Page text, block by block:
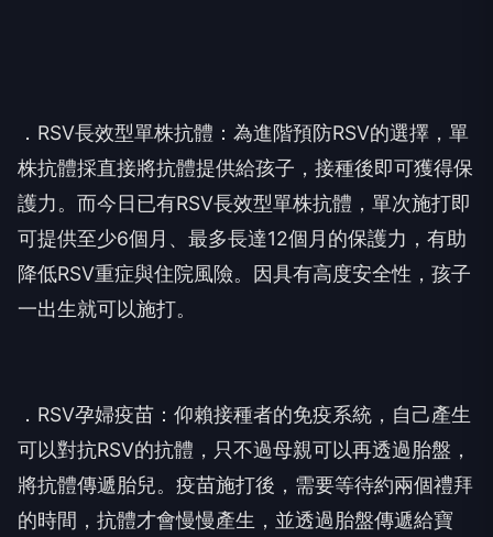
．RSV長效型單株抗體：為進階預防RSV的選擇，單
株抗體採直接將抗體提供給孩子，接種後即可獲得保
護力。而今日已有RSV長效型單株抗體，單次施打即
可提供至少6個月、最多長達12個月的保護力，有助
降低RSV重症與住院風險。因具有高度安全性，孩子
一出生就可以施打。
．RSV孕婦疫苗：仰賴接種者的免疫系統，自己產生
可以對抗RSV的抗體，只不過母親可以再透過胎盤，
將抗體傳遞胎兒。疫苗施打後，需要等待約兩個禮拜
的時間，抗體才會慢慢產生，並透過胎盤傳遞給寶